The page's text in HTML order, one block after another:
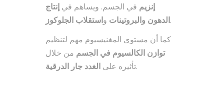
إنزيم في الجسم. ويساهم في إنتاج
الدهون والبروتينات واستقلاب الجلوكوز
.
كما أن مستوى المغنيسيوم مهم لتنظيم
توازن الكالسيوم في الجسم من خلال
تأثيره على الغدد جار الدرقية .